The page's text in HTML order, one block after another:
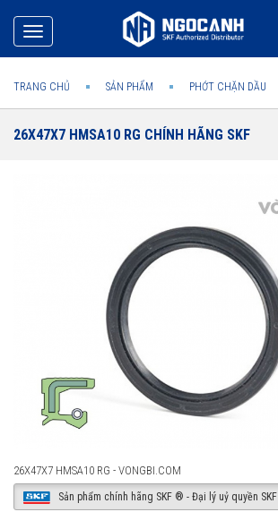
Toggle
navigation
TRANG CHỦ SẢN PHẨM PHỚT CHẶN DẦU
26X47X7 HMSA10 RG CHÍNH HÃNG SKF
26X47X7 HMSA10 RG - VONGBI.COM
Sản phẩm chính hãng SKF ® - Đại lý uỷ quyền SKF